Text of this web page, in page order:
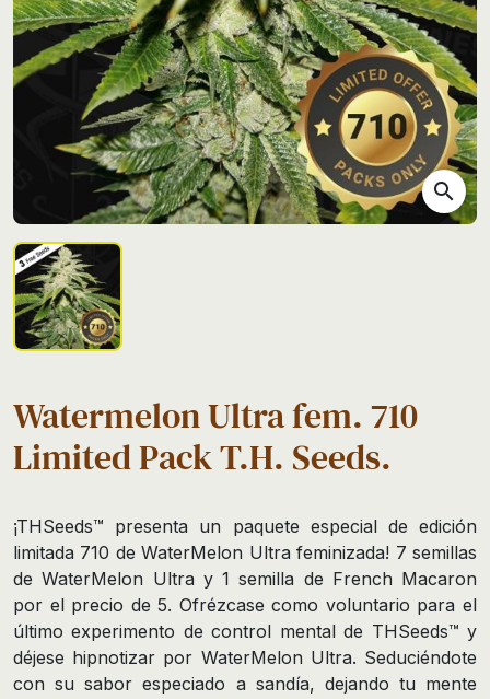
search
Watermelon Ultra fem. 710
Limited Pack T.H. Seeds.
¡THSeeds™ presenta un paquete especial de edición
limitada 710 de WaterMelon Ultra feminizada! 7 semillas
de WaterMelon Ultra y 1 semilla de French Macaron
por el precio de 5. Ofrézcase como voluntario para el
último experimento de control mental de THSeeds™ y
déjese hipnotizar por WaterMelon Ultra. Seduciéndote
con su sabor especiado a sandía, dejando tu mente